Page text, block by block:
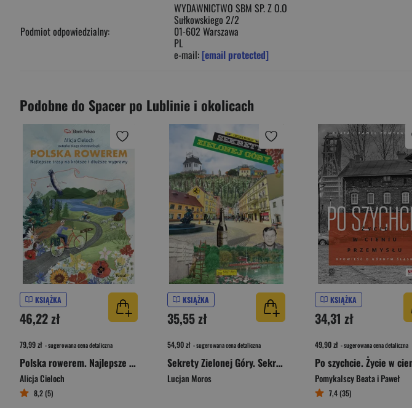
Podmiot odpowiedzialny:
WYDAWNICTWO SBM SP. Z O.O
Sułkowskiego 2/2
01-602 Warszawa
PL
e-mail: [email protected]
Podobne do Spacer po Lublinie i okolicach
KSIĄŻKA
46,22 zł
79,99 zł - sugerowana cena detaliczna
Polska rowerem. Najlepsze trasy na krótsze i dłuższe wyprawy
Alicja Cieloch
8,2 (5)
KSIĄŻKA
35,55 zł
54,90 zł - sugerowana cena detaliczna
Sekrety Zielonej Góry. Sekrety
Lucjan Moros
KSIĄŻKA
34,31 zł
49,90 zł - sugerowana cena detaliczna
Pomykalscy Beata i Paweł
7,4 (35)